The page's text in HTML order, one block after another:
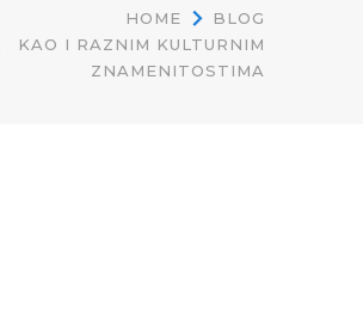
HOME
BLOG
KAO I RAZNIM KULTURNIM
ZNAMENITOSTIMA